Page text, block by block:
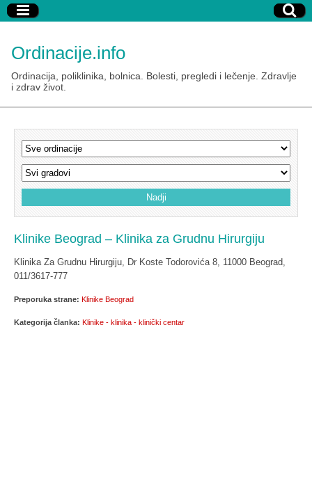
Ordinacije.info
Ordinacija, poliklinika, bolnica. Bolesti, pregledi i lečenje. Zdravlje
i zdrav život.
Klinike Beograd – Klinika za Grudnu Hirurgiju
Klinika Za Grudnu Hirurgiju, Dr Koste Todorovića 8, 11000 Beograd,
011/3617-777
Preporuka strane: Klinike Beograd
Kategorija članka: Klinike - klinika - klinički centar